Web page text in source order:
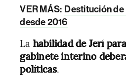
VER MÁS: Destitución de
desde 2016
La habilidad de Jerí
gabinete interino
políticas.